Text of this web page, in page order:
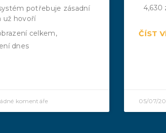
potřebuje zásadní
už hovoří
celkem,
dnes
komentáře
4,630
ČÍST
05/07/